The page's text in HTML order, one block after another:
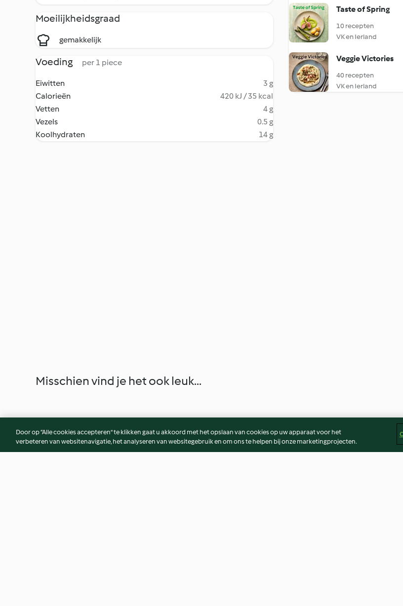
Moeilijkheidsgraad
gemakkelijk
Voeding per 1 piece
Eiwitten
3 g
Calorieën
420 kJ / 35 kcal
Vetten
4 g
Vezels
0.5 g
Koolhydraten
14 g
Taste of Spring
10 recepten
VK en Ierland
Veggie Victories
40 recepten
VK en Ierland
Misschien vind je het ook leuk...
Door op “Alle cookies accepteren” te klikken gaat u akkoord met het opslaan van cookies op uw apparaat voor het
verbeteren van websitenavigatie, het analyseren van websitegebruik en om ons te helpen bij onze marketingprojecten.